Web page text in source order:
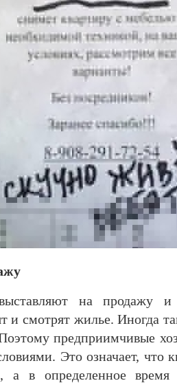
на продажу
и смотрят жилье. Иногда
предприимчивые
Это означает, что
а в определенное